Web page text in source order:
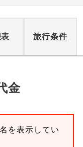
表 旅行条件
金
を表示してい